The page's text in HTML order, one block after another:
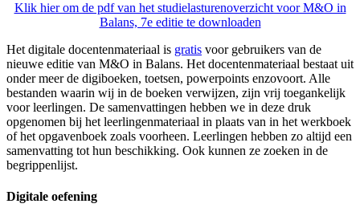
Klik hier om de pdf van het studielasturenoverzicht voor M&O in
Balans, 7e editie te downloaden
Het digitale docentenmateriaal is gratis voor gebruikers van de
nieuwe editie van M&O in Balans. Het docentenmateriaal bestaat uit
onder meer de digiboeken, toetsen, powerpoints enzovoort. Alle
bestanden waarin wij in de boeken verwijzen, zijn vrij toegankelijk
voor leerlingen. De samenvattingen hebben we in deze druk
opgenomen bij het leerlingenmateriaal in plaats van in het werkboek
of het opgavenboek zoals voorheen. Leerlingen hebben zo altijd een
samenvatting tot hun beschikking. Ook kunnen ze zoeken in de
begrippenlijst.
Digitale oefening